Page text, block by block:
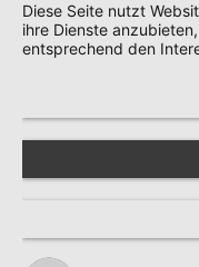
Diese Seite nutzt
ihre Dienste
entsprechend den